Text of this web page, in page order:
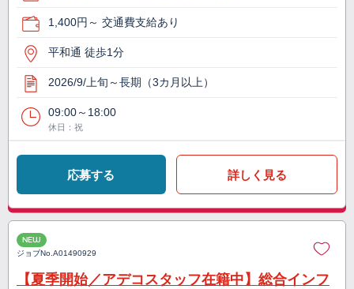
1,400円～ 交通費支給あり
平和通 徒歩1分
2026/9/上旬～長期（3カ月以上）
09:00～18:00
休日：祝
応募する 詳しく見る
NEW
ジョブNo.A01490929
【夏季開始／アデコスタッフ在籍中】総合インフ